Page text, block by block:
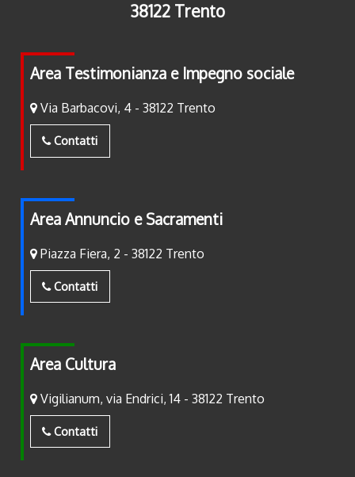
38122 Trento
Area Testimonianza e Impegno sociale
Via Barbacovi, 4 - 38122 Trento
Contatti
Area Annuncio e Sacramenti
Piazza Fiera, 2 - 38122 Trento
Contatti
Area Cultura
Vigilianum, via Endrici, 14 - 38122 Trento
Contatti